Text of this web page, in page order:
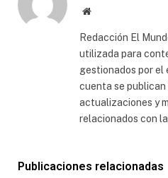
Sitio
Redacción El
utilizada para
gestionados por el
cuenta se
actualizaciones y
relacionados con
Publicaciones relacionadas